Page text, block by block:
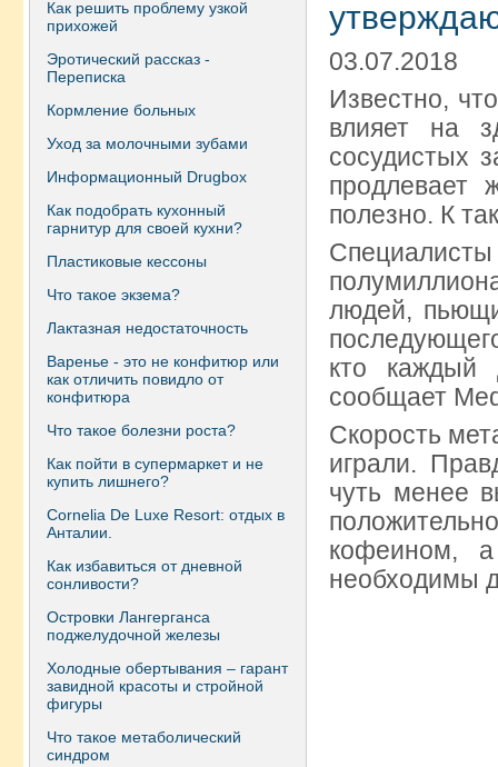
Как решить проблему узкой
прихожей
Эротический рассказ -
Переписка
Кормление больных
Уход за молочными зубами
Информационный Drugbox
Как подобрать кухонный
гарнитур для своей кухни?
Пластиковые кессоны
Что такое экзема?
Лактазная недостаточность
Варенье - это не конфитюр или
как отличить повидло от
конфитюра
Что такое болезни роста?
Как пойти в супермаркет и не
купить лишнего?
Сornelia De Luxe Resort: отдых в
Анталии.
Как избавиться от дневной
сонливости?
Островки Лангерганса
поджелудочной железы
Холодные обертывания – гарант
завидной красоты и стройной
фигуры
Что такое метаболический
синдром
03.07.2018
Известно,
влияет на
сосудистых
продлевает
полезно. К
людей,
кто
сообщает
Скорость
играли.
чуть менее
кофеином,
необходимы